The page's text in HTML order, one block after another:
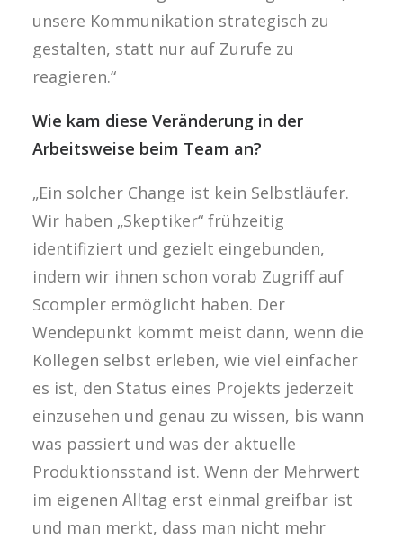
unsere Kommunikation strategisch zu
gestalten, statt nur auf Zurufe zu
reagieren.“
Wie kam diese Veränderung in der
Arbeitsweise beim Team an?
„Ein solcher Change ist kein Selbstläufer.
Wir haben „Skeptiker“ frühzeitig
identifiziert und gezielt eingebunden,
indem wir ihnen schon vorab Zugriff auf
Scompler ermöglicht haben. Der
Wendepunkt kommt meist dann, wenn die
Kollegen selbst erleben, wie viel einfacher
es ist, den Status eines Projekts jederzeit
einzusehen und genau zu wissen, bis wann
was passiert und was der aktuelle
Produktionsstand ist. Wenn der Mehrwert
im eigenen Alltag erst einmal greifbar ist
und man merkt, dass man nicht mehr